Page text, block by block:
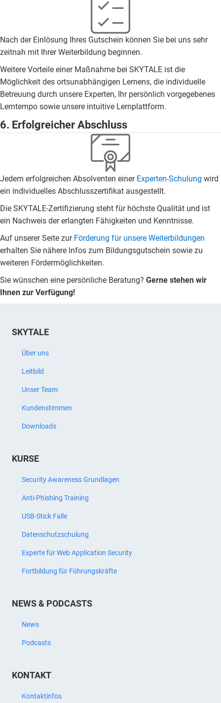
Nach der Einlösung Ihres Gutschein können Sie bei uns sehr
zeitnah mit Ihrer Weiterbildung beginnen.
Weitere Vorteile einer Maßnahme bei SKYTALE ist die
Möglichkeit des ortsunabhängigen Lernens, die individuelle
Betreuung durch unsere Experten, Ihr persönlich vorgegebenes
Lerntempo sowie unsere intuitive Lernplattform.
6. Erfolgreicher Abschluss
Jedem erfolgreichen Absolventen einer Experten-Schulung wird
ein individuelles Abschlusszertifikat ausgestellt.
Die SKYTALE-Zertifizierung steht für höchste Qualität und ist
ein Nachweis der erlangten Fähigkeiten und Kenntnisse.
Auf unserer Seite zur Förderung für unsere Weiterbildungen
erhalten Sie nähere Infos zum Bildungsgutschein sowie zu
weiteren Fördermöglichkeiten.
Sie wünschen eine persönliche Beratung? Gerne stehen wir
Ihnen zur Verfügung!
SKYTALE
Über uns
Leitbild
Unser Team
Kundenstimmen
Downloads
KURSE
Security Awareness Grundlagen
Anti-Phishing Training
USB-Stick Falle
Datenschutzschulung
Experte für Web Application Security
Fortbildung für Führungskräfte
NEWS & PODCASTS
News
Podcasts
KONTAKT
Kontaktinfos